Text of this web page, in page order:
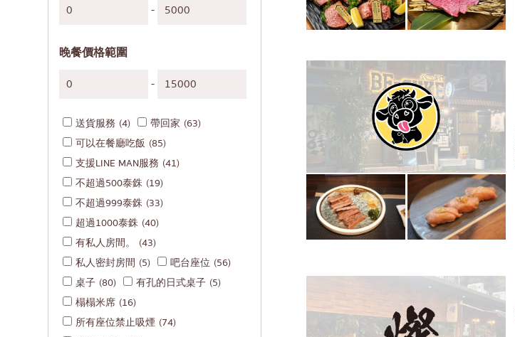
日式烤雞肉串
天婦羅
頂級日本餐廳
螃蟹
御好燒／天婦羅
阿里
風車
沙吞
論堅果
拉瑪九世
拉差達
帕卡儂
奔集
奇隆
邦納
烏東蘇克
是拉差
暹羅天地
-
晚餐價格範圍
-
送貨服務 (4) 帶回家 (63)
可以在餐廳吃飯 (85)
支援LINE MAN服務 (41)
不超過500泰銖 (19)
不超過999泰銖 (33)
超過1000泰銖 (40)
有私人房間。
(43)
私人密封房間 (5) 吧台座位 (56)
桌子 (80) 有孔的日式桌子 (5)
榻榻米席 (16)
所有座位禁止吸煙 (74)